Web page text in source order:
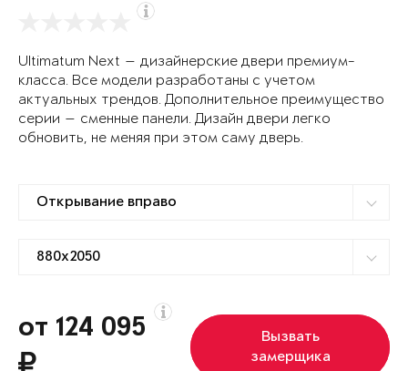
Ultimatum Next — дизайнерские двери премиум-
класса. Все модели разработаны с учетом
актуальных трендов. Дополнительное преимущество
серии — сменные панели. Дизайн двери легко
обновить, не меняя при этом саму дверь.
от 124 095
Вызвать
замерщика